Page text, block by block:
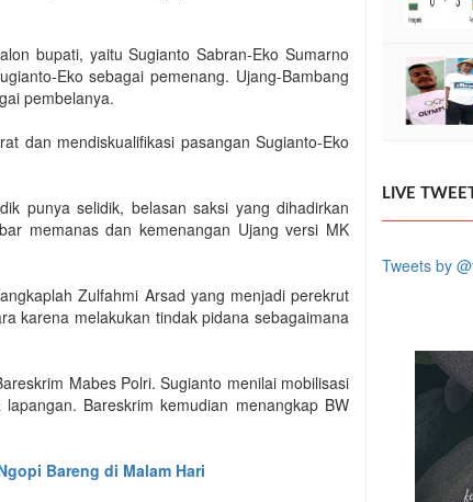
bupati, yaitu Sugianto Sabran-Eko Sumarno
Eko sebagai pemenang. Ujang-Bambang
pembelanya.
dan mendiskualifikasi pasangan Sugianto-Eko
punya selidik, belasan saksi yang dihadirkan
memanas dan kemenangan Ujang versi MK
Zulfahmi Arsad yang menjadi perekrut
karena melakukan tindak pidana sebagaimana
Mabes Polri. Sugianto menilai mobilisasi
Bareskrim kemudian menangkap BW
Bareng di Malam Hari
LIVE
Tweets by